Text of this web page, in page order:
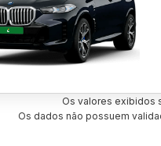
Os valores exibidos
Os dados não possuem